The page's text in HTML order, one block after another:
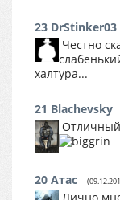
23 DrStinker03
Честно
халтура...
21 Blachevsky
20 Атас